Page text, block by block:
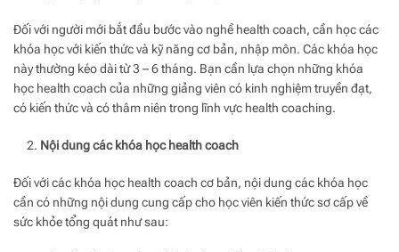
Đối với người mới bắt đầu bước vào nghề health coach, cần học các
khóa học với kiến thức và kỹ năng cơ bản, nhập môn. Các khóa học
này thường kéo dài từ 3 – 6 tháng. Bạn cần lựa chọn những khóa
học health coach của những giảng viên có kinh nghiệm truyền đạt,
có kiến thức và có thâm niên trong lĩnh vực health coaching.
Nội dung các khóa học health coach
Đối với các khóa học health coach cơ bản, nội dung các khóa học
cần có những nội dung cung cấp cho học viên kiến thức sơ cấp về
sức khỏe tổng quát như sau: